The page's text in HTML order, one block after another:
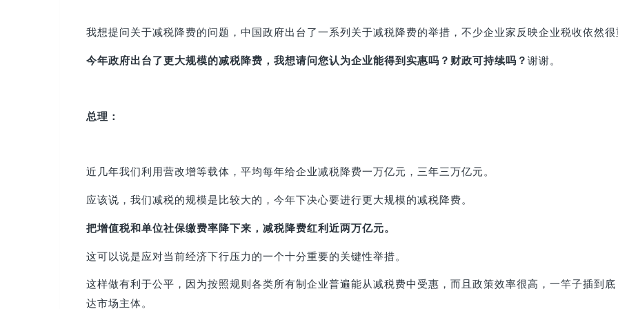
我想提问关于减税降费的问题，中国政府出台了一系列关于减税降费的举措，不少企业家反映企业税收依然很
今年政府出台了更大规模的减税降费，我想请问您认为企业能得到实惠吗？财政可持续吗？谢谢。
总理：
近几年我们利用营改增等载体，平均每年给企业减税降费一万亿元，三年三万亿元。
应该说，我们减税的规模是比较大的，今年下决心要进行更大规模的减税降费。
把增值税和单位社保缴费率降下来，减税降费红利近两万亿元。
这可以说是应对当前经济下行压力的一个十分重要的关键性举措。
这样做有利于公平，因为按照规则各类所有制企业普遍能从减税费中受惠，而且政策效率很高，一竿子插到底
达市场主体。